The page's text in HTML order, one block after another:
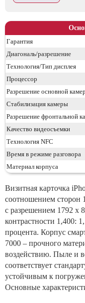
Гарантия
Диагональ/разрешение
Технология/Тип дисплея
Процессор
Разрешение основной
Стабилизация камеры
Разрешение фронтальной
Качество видеосъемки
Технология NFC
Время в режиме разговора
Материал корпуса
Визитная карточка
соотношением сторон
с разрешением 1792 x
контрастности 1,400:
процента. Корпус
7000 – прочного
воздействию. Пыле и
соответствует
устойчивым к
Основные